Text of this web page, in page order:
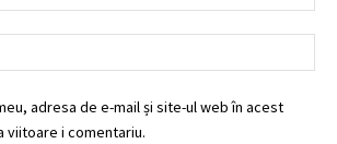
adresa de e-mail și site-ul web în acest
i comentariu.